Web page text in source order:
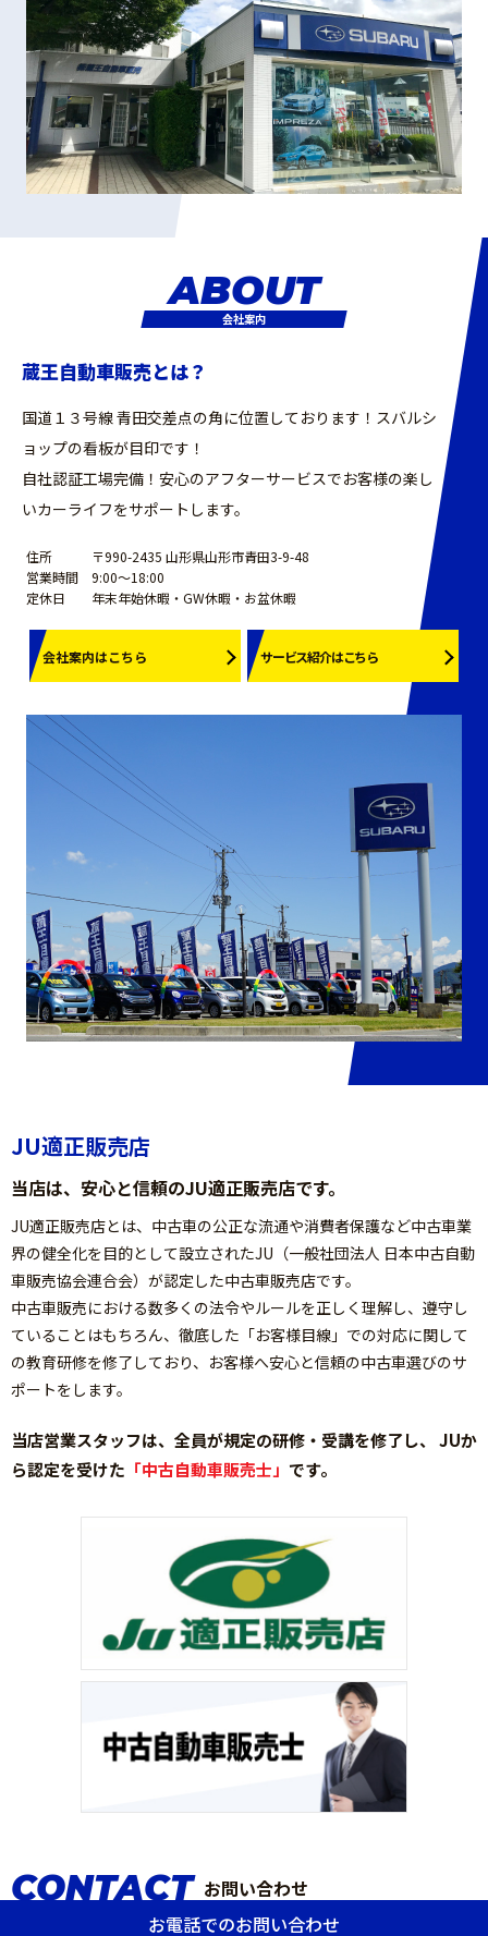
いて
2025.5.9
5/17(土)・18(日)オール山形中古車まつりに参加しま
す。
2025.4.25
ベニＰＡＹ使えます！（第６弾）
2025.4.12
ＧＷ休暇のお知らせ
2025.3.29
4/5(土)・6(日) 山形ＢＩＧ中古車フェアに参加いたし
ます。
2025.3.11
タイヤ交換のご予約はお電話にて！
す。
2/15(土)・16(日)オール山形中古車まつりに参加しま
2025.1.12
1/25(土)・26(日) 中古車ダイナミックフェアに参加い
たします。
2024.12.3
年末年始休暇のお知らせ
2024.11.5
11/23(土・祝)・24(日) 山形ＢＩＧ中古車フェアに参
加いたします。
2024.10.15
10/26(土)・27(日) ＪＵジャンボフェアフェアに参加
いたします。
2024.9.5
SUBARUオールスター販売店表彰を受賞しました
2024.8.31
3/20(金祝)～3/22(日)ＪＵ山形ジャンボフェア＆3/28
(土)～3/29(日)オール山形中古車まつりに参加します。
2024.7.31
夏期休業のお知らせ
2024.7.10
7/13・14 愛車夏バテ点検のご案内
2024.6.26
2024.6.3
6/15・16 愛車夏バテ点検のご案内
2024.5.1
5/18(土)・19(日)オール山形中古車まつりに参加しま
2024.4.24
ＧＷ休暇のお知らせ
4/20(土)・21(日)オール山形中古車まつりに参加しま
2024.3.18
タイヤ交換のご予約はお電話にて！
2024.3.9
ベニＰＡＹ使えます！
2024.3.4
3/20(水・祝) 会社全休となります。
2024.3.4
3/16(土)・17(日)オール山形中古車まつり＆23(土)・24
(日)中古車ダイナミックフェアに参加します。
3/2(土)・3/3(日) ＪＵジャンボフェアに参加いたしま
いたします。
2024.1.8
新春初売りのご案内
2023.12.6
年末年始休暇のお知らせ
2023.11.7
タイヤ交換のご予約はお電話にて！
2023.10.17
11/3(金・祝)～11/5(日) 山形ＢＩＧ中古車フェアに参
加します。
2023.10.16
10/28(土)・29(日) U-car ダイナミックフェアに参加い
たします。
2023.9.23
ボフェアに参加いたします。
2023.9.1
ベニＰＡＹ使えます！
2023.7.24
SUBARUオールスター販売店表彰を受賞しました
第４弾ベニＰＡＹご利用について
損保ジャパン「保険ショップ」認定を受けました。
ＪＵ適正販売店に認定されました。
～9/30まで SUZUKI愛車無料点検実施中です！
2023.6.4
愛車夏バテ点検のご案内
6/10(土)・11(日) 中古車サマーバーゲンに参加いたし
5/27(土)・5/28(日)オール山形中古車まつりに参加しま
す。
に参加します。
ABOUT
会社案内
蔵王自動車販売とは？
国道１３号線 青田交差点の角に位置しております！スバルシ
ョップの看板が目印です！
自社認証工場完備！安心のアフターサービスでお客様の楽し
いカーライフをサポートします。
住所
〒990-2435 山形県山形市青田3-9-48
営業時間
9:00～18:00
定休日
年末年始休暇・GW休暇・お盆休暇
会社案内はこちら サービス紹介はこちら
JU適正販売店
当店は、安心と信頼のJU適正販売店です。
JU適正販売店とは、中古車の公正な流通や消費者保護など中古車業
界の健全化を目的として設立されたJU（一般社団法人 日本中古自動
車販売協会連合会）が認定した中古車販売店です。
中古車販売における数多くの法令やルールを正しく理解し、遵守し
ていることはもちろん、徹底した「お客様目線」での対応に関して
の教育研修を修了しており、お客様へ安心と信頼の中古車選びのサ
ポートをします。
当店営業スタッフは、全員が規定の研修・受講を修了し、
JUか
ら認定を受けた 「中古自動車販売士」 です。
CONTACT お問い合わせ
お電話でのお問い合わせ